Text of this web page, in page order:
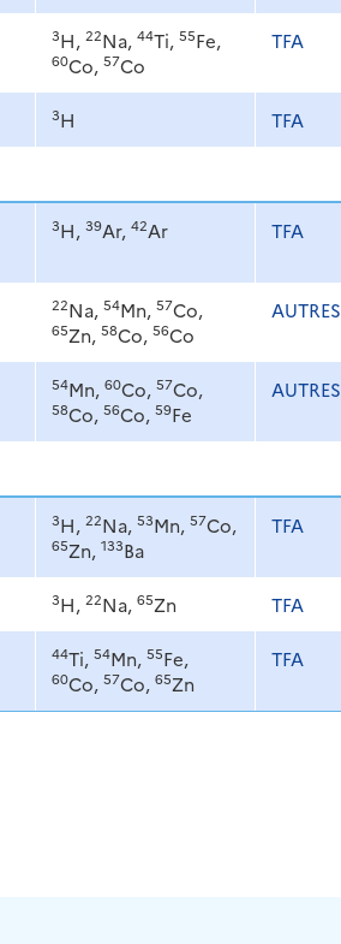
3H, 22Na, 44Ti, 55Fe,
60Co, 57Co
TFA
3H TFA
3H, 39Ar, 42Ar TFA
22Na, 54Mn, 57Co,
65Zn, 58Co, 56Co
AUTRES
54Mn, 60Co, 57Co,
58Co, 56Co, 59Fe
AUTRES
3H, 22Na, 53Mn, 57Co,
65Zn, 133Ba
TFA
3H, 22Na, 65Zn TFA
44Ti, 54Mn, 55Fe,
60Co, 57Co, 65Zn
TFA